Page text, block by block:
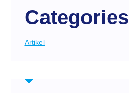
Categories
Artikel